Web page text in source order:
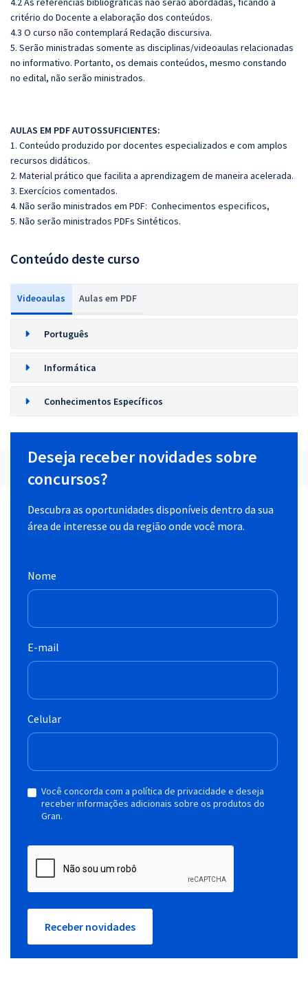
critério do Docente a elaboração dos conteúdos.
4.3 O curso não contemplará Redação discursiva.
5. Serão ministradas somente as disciplinas/videoaulas relacionadas
no informativo. Portanto, os demais conteúdos, mesmo constando
no edital, não serão ministrados.
AULAS EM PDF AUTOSSUFICIENTES:
1. Conteúdo produzido por docentes especializados e com amplos
recursos didáticos.
2. Material prático que facilita a aprendizagem de maneira acelerada.
3. Exercícios comentados.
4. Não serão ministrados em PDF: Conhecimentos especificos,
5. Não serão ministrados PDFs Sintéticos.
Conteúdo deste curso
Videoaulas Aulas em PDF
Português
Informática
Conhecimentos Específicos
Deseja receber novidades sobre
concursos?
Descubra as oportunidades disponíveis dentro da sua
área de interesse ou da região onde você mora.
Nome
E-mail
Celular
Você concorda com a política de privacidade e deseja
receber informações adicionais sobre os produtos do
Gran.
Receber novidades